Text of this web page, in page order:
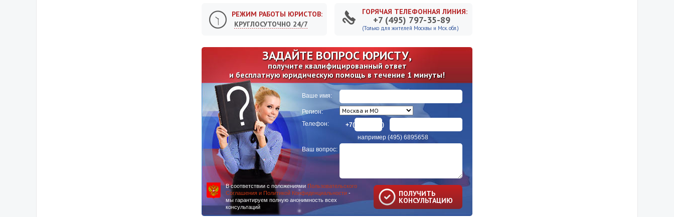
РЕЖИМ РАБОТЫ ЮРИСТОВ:
КРУГЛОСУТОЧНО 24/7
ГОРЯЧАЯ ТЕЛЕФОННАЯ ЛИНИЯ:
+7 (495) 797-35-89
(Только для жителей Москвы и Мск. обл.)
ЗАДАЙТЕ ВОПРОС ЮРИСТУ,
получите квалифицированный ответ
и бесплатную юридическую помощь в течение 1 минуты!
Ваше имя:
Регион:
Телефон:
+7(
)
например (495) 6895658
Ваш вопрос:
В соответствии с положениями Пользовательского
Соглашения и Политикой Конфиденциальности -
мы гарантируем полную анонимность всех
консультаций
ПОЛУЧИТЬ
КОНСУЛЬТАЦИЮ